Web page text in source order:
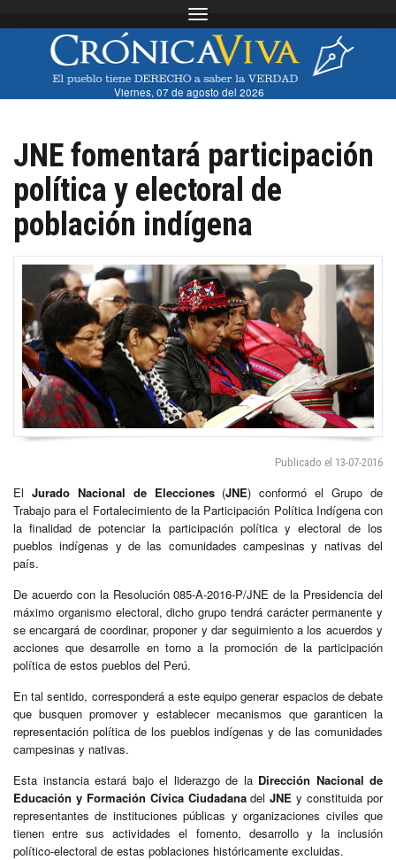
Toggle navigation
Viernes, 07 de agosto del 2026
JNE fomentará participación
política y electoral de
población indígena
Publicado el 13-07-2016
El Jurado Nacional de Elecciones(JNE) conformó el Grupo de
Trabajo para el Fortalecimiento de la Participación Política Indígena con
la finalidad de potenciar la participación política y electoral de los
pueblos indígenas y de las comunidades campesinas y nativas del
país.
De acuerdo con la Resolución 085-A-2016-P/JNE de la Presidencia del
máximo organismo electoral, dicho grupo tendrá carácter permanente y
se encargará de coordinar, proponer y dar seguimiento a los acuerdos y
acciones que desarrolle en torno a la promoción de la participación
política de estos pueblos del Perú.
En tal sentido, corresponderá a este equipo generar espacios de debate
que busquen promover y establecer mecanismos que garanticen la
representación política de los pueblos indígenas y de las comunidades
campesinas y nativas.
Esta instancia estará bajo el liderazgo de la Dirección Nacional de
Educación y Formación Cívica CiudadanadelJNE y constituida por
representantes de instituciones públicas y organizaciones civiles que
tienen entre sus actividades el fomento, desarrollo y la inclusión
político-electoral de estas poblaciones históricamente excluidas.